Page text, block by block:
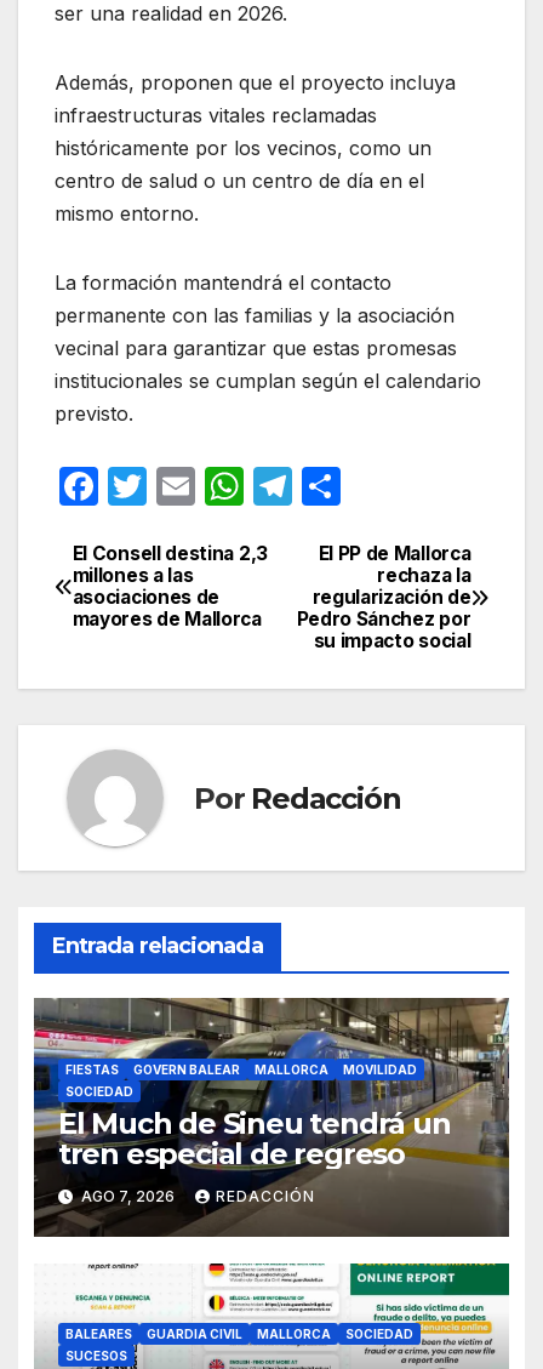
ser una realidad en 2026.
Además, proponen que el proyecto incluya
infraestructuras vitales reclamadas
históricamente por los vecinos, como un
centro de salud o un centro de día en el
mismo entorno.
La formación mantendrá el contacto
permanente con las familias y la asociación
vecinal para garantizar que estas promesas
institucionales se cumplan según el calendario
previsto.
F
c
e
b
o
k
T
itt
er
E
ail
W
at
s
A
p
T
gr
a
m
m
p
ar
tir
Navegación
de
El PP de Mallorca
rechaza la
regularización de
Pedro Sánchez por
su impacto social
El Consell destina 2,3
millones a las
asociaciones de
mayores de Mallorca
Por Redacción
Entrada relacionada
FIESTAS GOVERN BALEAR MALLORCA
MOVILIDAD
SOCIEDAD
El Much de Sineu tendrá un
tren especial de regreso
AGO 7, 2026 REDACCIÓN
BALEARES GUARDIA CIVIL MALLORCA
SOCIEDAD
SUCESOS